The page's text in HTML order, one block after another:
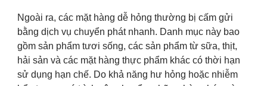
Ngoài ra, các mặt hàng dễ hỏng thường bị cấm gửi
bằng dịch vụ chuyển phát nhanh. Danh mục này bao
gồm sản phẩm tươi sống, các sản phẩm từ sữa, thịt,
hải sản và các mặt hàng thực phẩm khác có thời hạn
sử dụng hạn chế. Do khả năng hư hỏng hoặc nhiễm